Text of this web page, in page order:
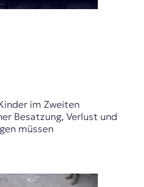
im Zweiten
Besatzung, Verlust und
müssen